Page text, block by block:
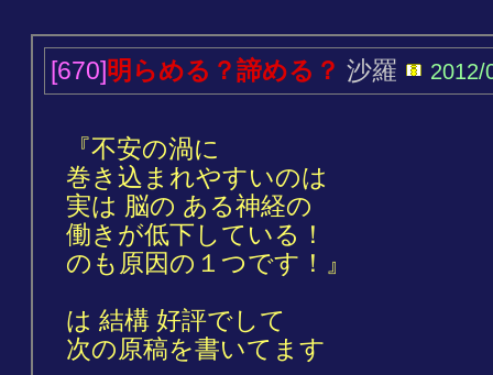
[670]明らめる？諦める？ 沙羅 2012/
『不安の渦に
巻き込まれやすいのは
実は 脳の ある神経の
働きが低下している！
のも原因の１つです！』
は 結構 好評でして
次の原稿を書いてます